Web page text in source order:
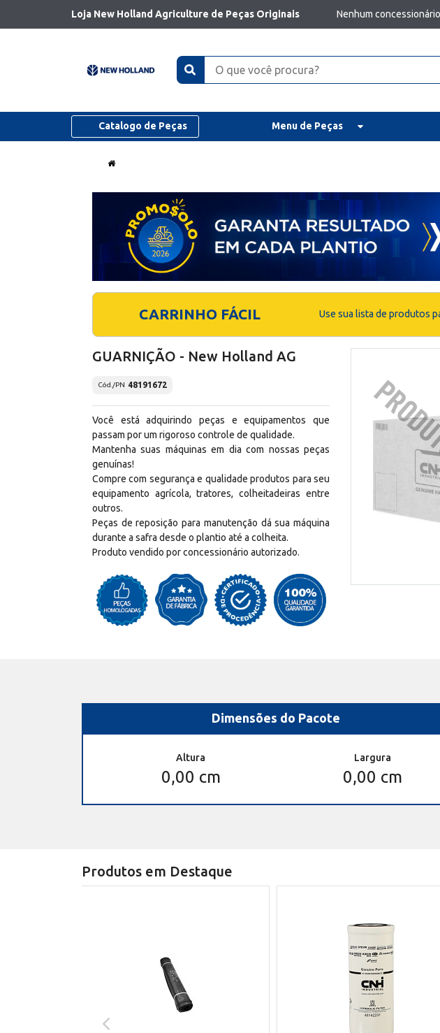
Loja New Holland Agriculture de Peças Originais Nenhum
Catalogo de Peças Menu de Peças
CARRINHO FÁCIL Use sua lista de produtos
GUARNIÇÃO - New Holland AG
Cód./PN 48191672
Você está adquirindo peças e equipamentos que
passam por um rigoroso controle de qualidade.
Mantenha suas máquinas em dia com nossas peças
genuínas!
Compre com segurança e qualidade produtos para seu
equipamento agrícola, tratores, colheitadeiras entre
outros.
Peças de reposição para manutenção dá sua máquina
durante a safra desde o plantio até a colheita.
Produto vendido por concessionário autorizado.
Dimensões do Pacote
Altura
0,00 cm
Largura
0,00 cm
Produtos em Destaque